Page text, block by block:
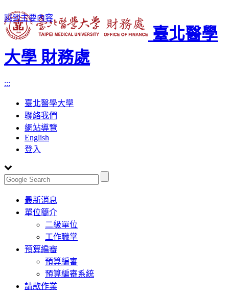
跳到主要內容
臺北醫學
大學 財務處
:::
臺北醫學大學
聯絡我們
網站導覽
English
登入
Toggle
navigation
最新消息
單位簡介
二級單位
工作職掌
預算編審
預算編審
預算編審系統
請款作業